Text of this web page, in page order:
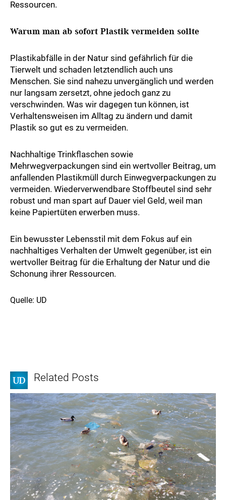
Ressourcen.
Warum man ab sofort Plastik vermeiden sollte
Plastikabfälle in der Natur sind gefährlich für die
Tierwelt und schaden letztendlich auch uns
Menschen. Sie sind nahezu unvergänglich und werden
nur langsam zersetzt, ohne jedoch ganz zu
verschwinden. Was wir dagegen tun können, ist
Verhaltensweisen im Alltag zu ändern und damit
Plastik so gut es zu vermeiden.
Nachhaltige Trinkflaschen sowie
Mehrwegverpackungen sind ein wertvoller Beitrag, um
anfallenden Plastikmüll durch Einwegverpackungen zu
vermeiden. Wiederverwendbare Stoffbeutel sind sehr
robust und man spart auf Dauer viel Geld, weil man
keine Papiertüten erwerben muss.
Ein bewusster Lebensstil mit dem Fokus auf ein
nachhaltiges Verhalten der Umwelt gegenüber, ist ein
wertvoller Beitrag für die Erhaltung der Natur und die
Schonung ihrer Ressourcen.
Quelle: UD
Related Posts